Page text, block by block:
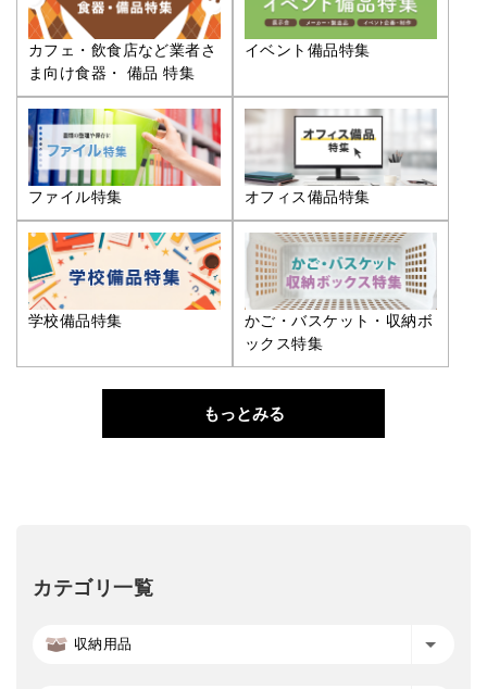
カフェ・飲食店など業者さ
ま向け食器・ 備品 特集
イベント備品特集
ファイル特集 オフィス備品特集
学校備品特集
かご・バスケット・収納ボ
ックス特集
もっとみる
カテゴリ一覧
収納用品